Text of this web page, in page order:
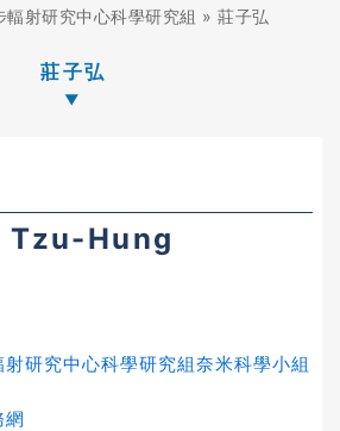
輻射研究中心科學研究組 » 莊子弘
莊子弘
Tzu-Hung
研究中心科學研究組奈米科學小組
網